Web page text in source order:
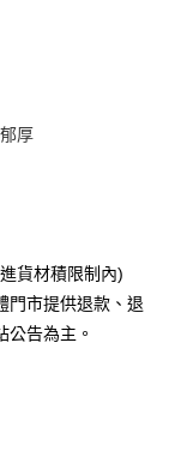
轉到大哥付的交易
日，確認付款後即完
厚
貨材積限制內)
門市提供退款、退
公告為主。